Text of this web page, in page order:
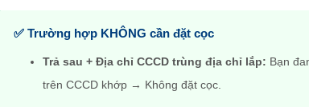
✅ Trường hợp KHÔNG cần đặt cọc
Trả sau + Địa chỉ CCCD trùng địa chỉ lắp: Bạn
trên CCCD khớp → Không đặt cọc.